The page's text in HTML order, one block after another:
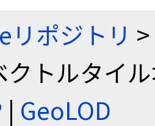
ポジトリ >
クトルタイ
| GeoLOD